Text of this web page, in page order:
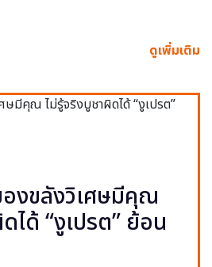
ดูเพิ่มเติม
องขลังวิเศษมีคุณ
ได้ “งูเปรต” ย้อน